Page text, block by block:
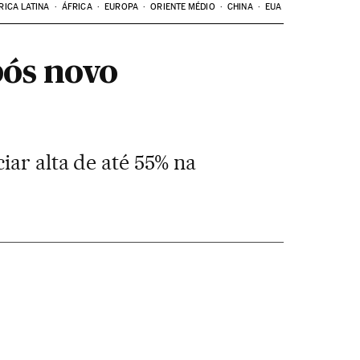
LATINA ÁFRICA EUROPA ORIENTE MÉDIO CHINA EUA
novo
alta de até 55% na